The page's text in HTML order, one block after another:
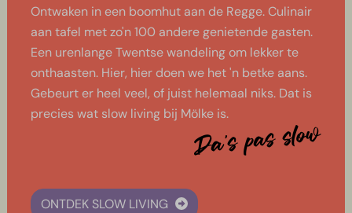
Ontwaken in een boomhut aan de Regge. Culinair
aan tafel met zo'n 100 andere genietende gasten.
Een urenlange Twentse wandeling om lekker te
onthaasten. Hier, hier doen we het 'n betke aans.
Gebeurt er heel veel, of juist helemaal niks. Dat is
precies wat slow living bij Mölke is.
Da's pas slow
ONTDEK SLOW LIVING